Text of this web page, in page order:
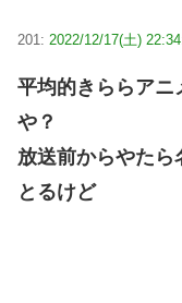
201: 2022/12/17(土)
平均的きららアニ
や？
放送前からやたら
とるけど